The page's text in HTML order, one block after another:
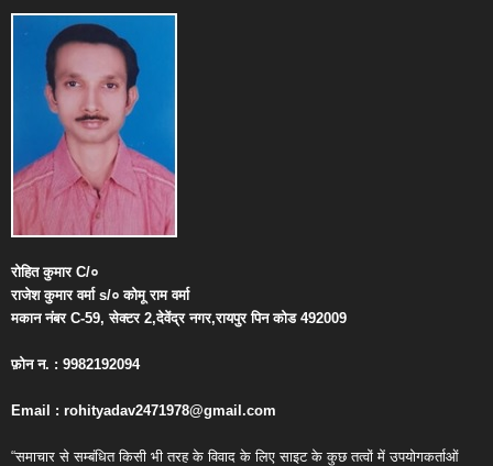
रोहित कुमारC/०
राजेश कुमार वर्माs/० कोमू राम वर्मा
मकान नंबरC-59,सेक्टर2,देवेंद्र नगर,रायपुर पिन कोड492009
फ़ोन न. : 9982192094
Email : rohityadav2471978@gmail.com
“समाचार से सम्बंधित किसी भी तरह के विवाद के लिए साइट के कुछ तत्वों में उपयोगकर्ताओं